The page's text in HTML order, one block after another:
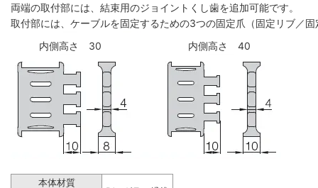
両端の取付部には、結束用のジョイントくし歯を追加可能です。
取付部には、ケーブルを固定するための3つの固定爪（固定リブ／
内側高さ 30
内側高さ 40
本体材質